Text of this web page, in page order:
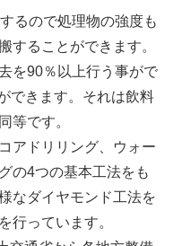
るので処理物の強度も
することができます。
を90％以上行う事がで
できます。それは飲料
等です。
アドリリング、ウォー
の4つの基本工法をも
なダイヤモンド工法を
行っています。